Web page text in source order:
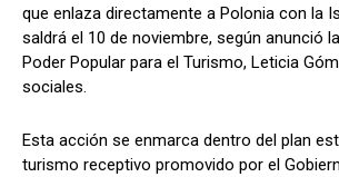
que enlaza directamente a Polonia con la
saldrá el 10 de noviembre, según anunció
Poder Popular para el Turismo, Leticia
sociales.
Esta acción se enmarca dentro del plan
turismo receptivo promovido por el